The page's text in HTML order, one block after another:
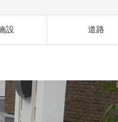
設 道路